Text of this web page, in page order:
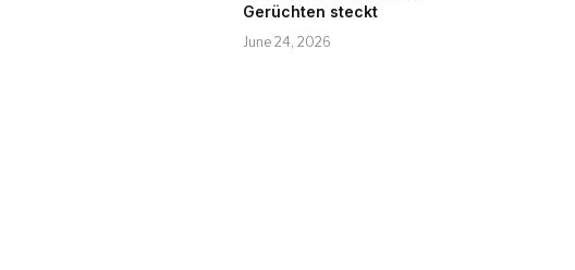
Gerüchten steckt
June 24, 2026